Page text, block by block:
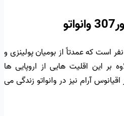
حدود ۳۰۷ هزار نفر است که عمدتاً از بومیان پولینزی و
بر این اقلیت هایی از اروپایی ها
آرام نیز در وانواتو زندگی می